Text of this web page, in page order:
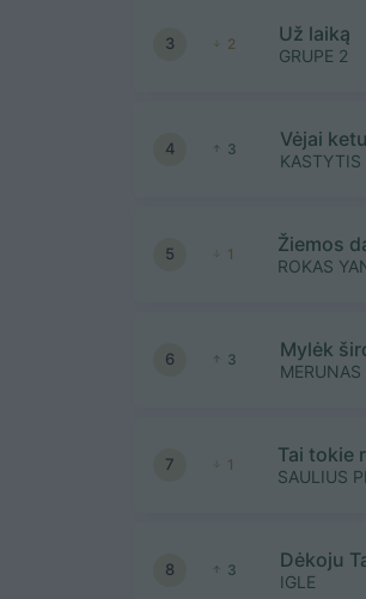
3 2 Už laiką
GRUPE 2
4 3 Vėjai
KASTYTIS
5 1 Žiemos
ROKAS
6 3 Mylėk
MERUNAS
7 1 Tai tokie
SAULIUS
8 3 Dėkoju
IGLE